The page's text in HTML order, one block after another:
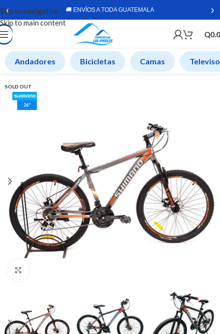
Skip to navigation
Skip to main content
‹ 🚚 ENVÍOS A TODA GUATEMALA ›
Q
Andadores Bicicletas Camas
SOLD OUT
26"